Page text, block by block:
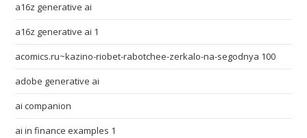
a16z generative ai
a16z generative ai 1
acomics.ru~kazino-riobet-rabotchee-zerkalo-na-segodnya 100
adobe generative ai
ai companion
ai in finance examples 1